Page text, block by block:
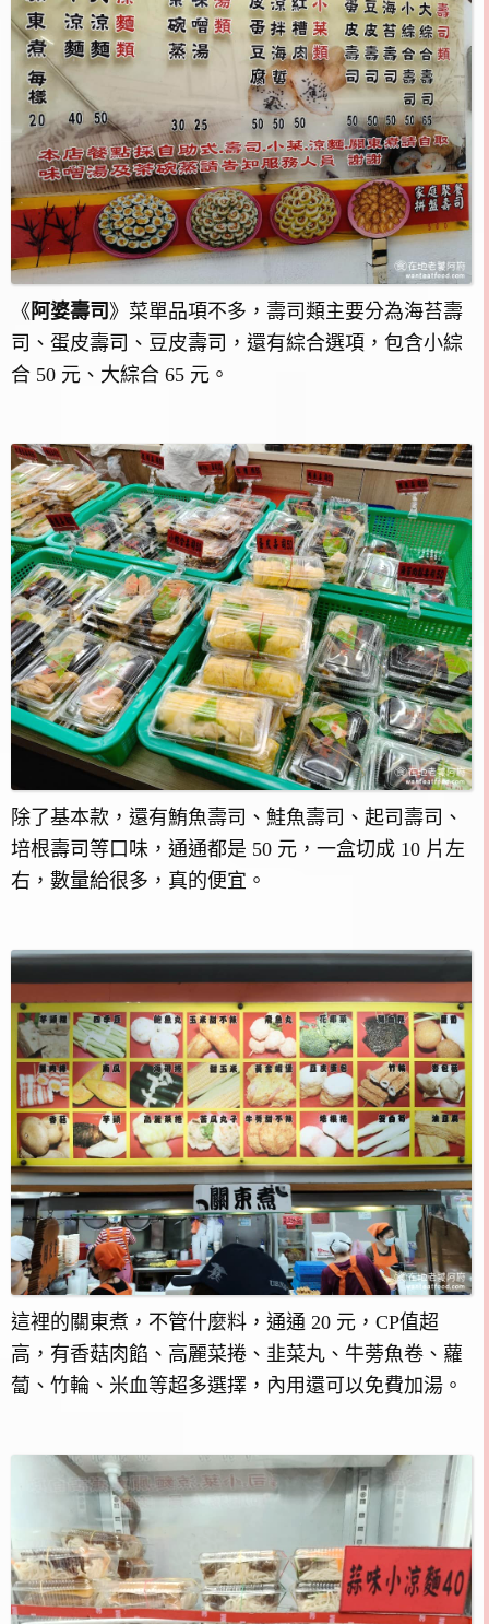
《 阿婆壽司 》菜單品項不多，壽司類主要分為海苔壽
司、蛋皮壽司、豆皮壽司，還有綜合選項，包含小綜
合 50 元、大綜合 65 元。
除了基本款，還有鮪魚壽司、鮭魚壽司、起司壽司、
培根壽司等口味，通通都是 50 元，一盒切成 10 片左
右，數量給很多，真的便宜。
這裡的關東煮，不管什麼料，通通 20 元，CP值超
高，有香菇肉餡、高麗菜捲、韭菜丸、牛蒡魚卷、蘿
蔔、竹輪、米血等超多選擇，內用還可以免費加湯。